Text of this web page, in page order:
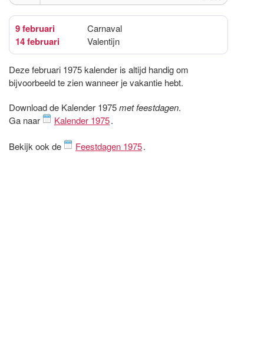
9 februari Carnaval
14 februari Valentijn
Deze februari 1975 kalender is altijd handig om
bijvoorbeeld te zien wanneer je vakantie hebt.
Download de Kalender 1975met feestdagen.
Ga naar
Kalender 1975.
Bekijk ook de Feestdagen 1975.